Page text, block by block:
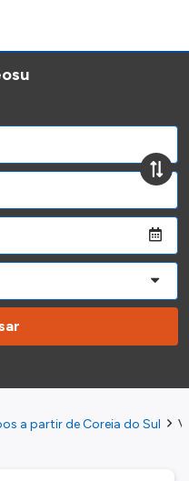
a partir de Coreia do Sul